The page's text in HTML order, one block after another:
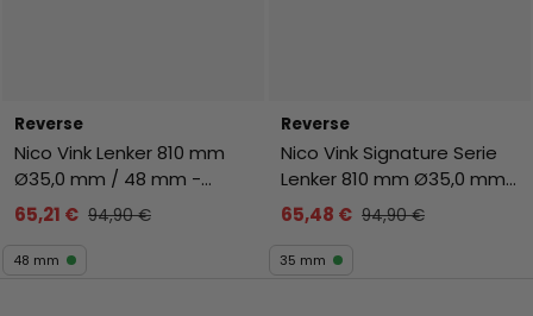
Reverse
Nico Vink Lenker 810 mm
Ø35,0 mm / 48 mm -
Schwarz
65,21 € 94,90 €
48 mm
Reverse
Nico Vink Signature Serie
Lenker 810 mm Ø35,0 mm /
35 mm - Kupfer
65,48 € 94,90 €
35 mm